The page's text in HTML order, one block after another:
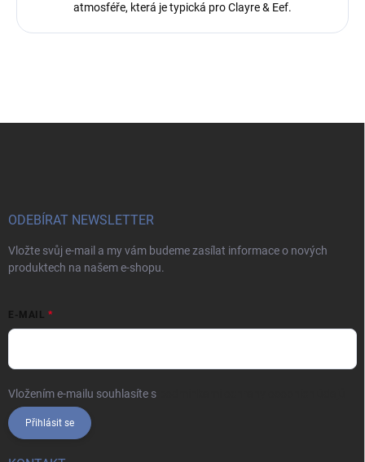
atmosféře, která je typická pro Clayre & Eef.
ODEBÍRAT NEWSLETTER
Vložte svůj e-mail a my vám budeme zasílat informace o nových
produktech na našem e-shopu.
E-MAIL
Vložením e-mailu souhlasíte s
Přihlásit se